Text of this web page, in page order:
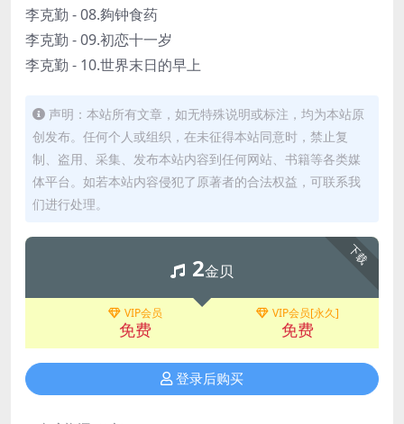
李克勤 - 08.夠钟食药
李克勤 - 09.初恋十一岁
李克勤 - 10.世界末日的早上
声明：本站所有文章，如无特殊说明或标注，均为本站原
创发布。任何个人或组织，在未征得本站同意时，禁止复
制、盗用、采集、发布本站内容到任何网站、书籍等各类媒
体平台。如若本站内容侵犯了原著者的合法权益，可联系我
们进行处理。
下载
2金贝
VIP会员
免费
VIP会员[永久]
免费
登录后购买